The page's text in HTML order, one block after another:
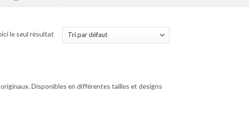
le seul résultat
Disponibles en différentes tailles et designs